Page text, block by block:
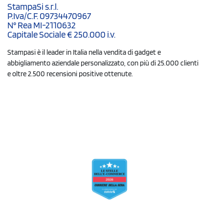
StampaSi s.r.l.
P.Iva/C.F. 09734470967
N° Rea MI-2110632
Capitale Sociale € 250.000 i.v.
Stampasi è il leader in Italia nella vendita di gadget e
abbigliamento aziendale personalizzato, con più di 25.000 clienti
e oltre 2.500 recensioni positive ottenute.